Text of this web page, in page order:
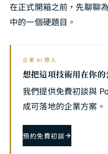
在正式開箱之前，先聊聊
中的一個硬題目。
企業 AI 導入
想把這項技術用在你的
我們提供免費初談與
成可落地的企業方案。
預約免費初談